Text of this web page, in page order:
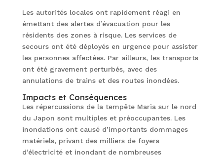
Les autorités locales ont rapidement réagi en
émettant des alertes d’évacuation pour les
résidents des zones à risque. Les services de
secours ont été déployés en urgence pour assister
les personnes affectées. Par ailleurs, les transports
ont été gravement perturbés, avec des
annulations de trains et des routes inondées.
Impacts et Conséquences
Les répercussions de la tempête Maria sur le nord
du Japon sont multiples et préoccupantes. Les
inondations ont causé d’importants dommages
matériels, privant des milliers de foyers
d’électricité et inondant de nombreuses